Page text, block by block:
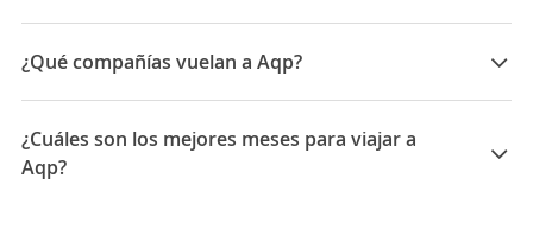
¿Qué compañías vuelan a Aqp?
Las compañías que vuelan a Arequipa son: Iberia, Air
Europa, LATAM Airlines
¿Cuáles son los mejores meses para viajar a
Aqp?